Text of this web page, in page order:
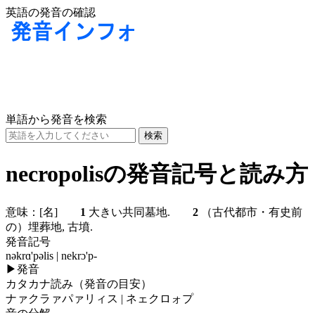
英語の発音の確認
単語から発音を検索
necropolisの発音記号と読み方
意味： [名] 1 大きい共同墓地. 2 （古代都市・有史前
の）埋葬地, 古墳.
発音記号
nəkrɑ'pəlis | nekrɔ'p-
▶発音
カタカナ読み（発音の目安）
ナァクラァパァリィス | ネェクロォプ